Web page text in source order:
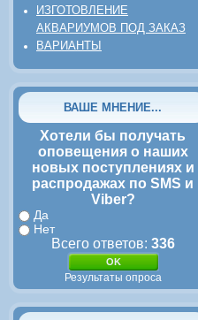
ИЗГОТОВЛЕНИЕ
АКВАРИУМОВ ПОД ЗАКАЗ
ВАРИАНТЫ
ВАШЕ МНЕНИЕ...
Хотели бы получать
оповещения о наших
новых поступлениях и
распродажах по SMS и
Viber?
Да
Нет
Всего ответов: 336
Результаты опроса